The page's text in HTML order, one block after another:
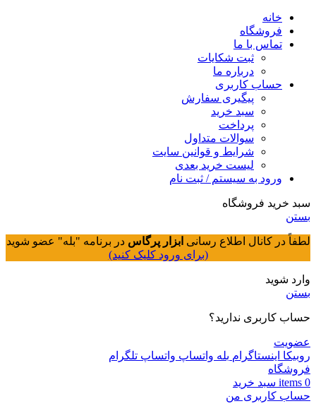
خانه
فروشگاه
تماس با ما
ثبت شکایات
درباره ما
حساب کاربری
پیگیری سفارش
سبد خرید
پرداخت
سوالات متداول
شرایط و قوانین سایت
لیست خرید بعدی
ورود به سیستم / ثبت نام
سبد خرید فروشگاه
بستن
لطفاً در کانال اطلاع رسانی ابزار پرگاس در برنامه "بله" عضو شوید
(برای ورود کلیک کنید)
وارد شوید
بستن
حساب کاربری ندارید؟
عضویت
روبیکا اینستاگرام بله واتساپ واتساپ تلگرام
فروشگاه
0
items سبد خريد
حساب کاربری من